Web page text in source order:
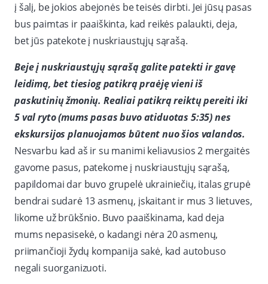
į šalį, be jokios abejonės be teisės dirbti. Jei jūsų pasas
bus paimtas ir paaiškinta, kad reikės palaukti, deja,
bet jūs patekote į nuskriaustųjų sąrašą.
Beje į nuskriaustųjų sąrašą galite patekti ir gavę
leidimą, bet tiesiog patikrą praėję vieni iš
paskutinių žmonių. Realiai patikrą reiktų pereiti iki
5 val ryto (mums pasas buvo atiduotas 5:35) nes
ekskursijos planuojamos būtent nuo šios valandos.
Nesvarbu kad aš ir su manimi keliavusios 2 mergaitės
gavome pasus, patekome į nuskriaustųjų sąrašą,
papildomai dar buvo grupelė ukrainiečių, italas grupė
bendrai sudarė 13 asmenų, įskaitant ir mus 3 lietuves,
likome už brūkšnio. Buvo paaiškinama, kad deja
mums nepasisekė, o kadangi nėra 20 asmenų,
priimančioji žydų kompanija sakė, kad autobuso
negali suorganizuoti.